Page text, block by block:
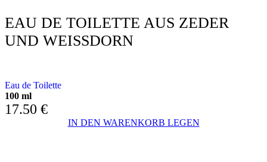
EAU DE TOILETTE AUS ZEDER
UND WEISSDORN
Eau de Toilette
100 ml
17.50 €
IN DEN WARENKORB LEGEN